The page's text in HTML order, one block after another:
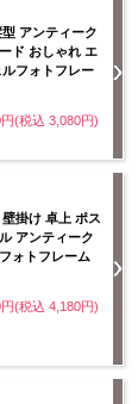
アンティーク
ド おしゃれ エ
フォトフレー
(税込 3,080円)
掛け 卓上 ポス
アンティーク
ォトフレーム
(税込 4,180円)